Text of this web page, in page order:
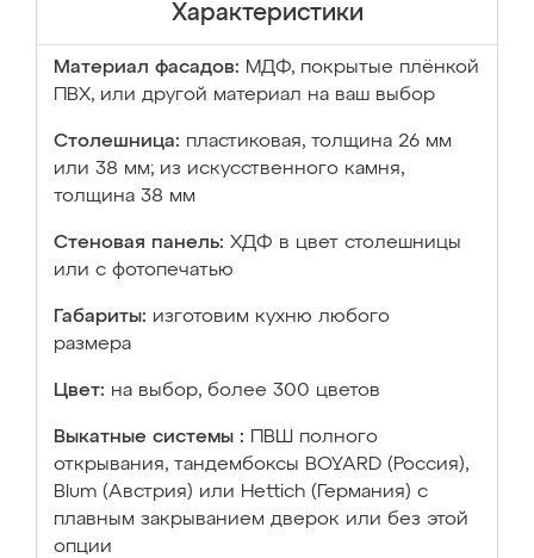
Характеристики
Материал фасадов: МДФ, покрытые плёнкой
ПВХ, или другой материал на ваш выбор
Столешница: пластиковая, толщина 26 мм
или 38 мм; из искусственного камня,
толщина 38 мм
Стеновая панель: ХДФ в цвет столешницы
или с фотопечатью
Габариты: изготовим кухню любого
размера
Цвет: на выбор, более 300 цветов
Выкатные системы :
ПВШ полного
открывания, тандембоксы BOYARD (Россия),
Blum (Австрия) или Hettich (Германия) с
плавным закрыванием дверок или без этой
опции